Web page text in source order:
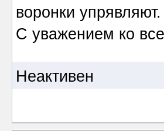
воронки
С уважением ко
Неактивен